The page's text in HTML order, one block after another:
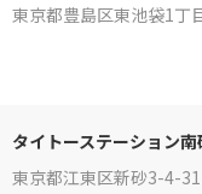
東京都豊島区東池袋1丁
タイトーステーション
東京都江東区新砂3-4-31